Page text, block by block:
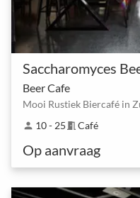
Saccharomyces
Beer Cafe
Mooi Rustiek Biercafé in
person 10 - 25 meeting_room Café
Op aanvraag